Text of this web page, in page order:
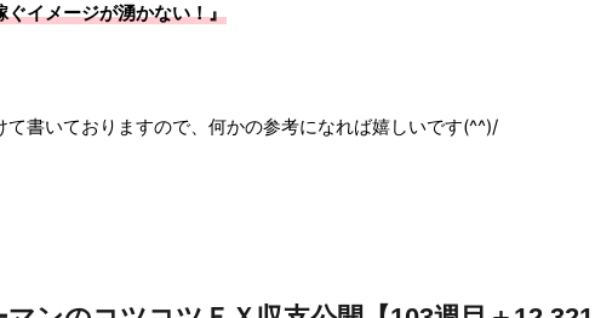
ぐイメージが湧かない！』
て書いておりますので、何かの参考になれば嬉しいです(^^)/